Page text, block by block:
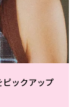
ックアップ